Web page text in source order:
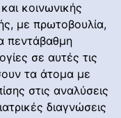
κοινωνικής
με πρωτοβουλία,
πεντάβαθμη
σε αυτές τις
τα άτομα με
στις αναλύσεις
διαγνώσεις